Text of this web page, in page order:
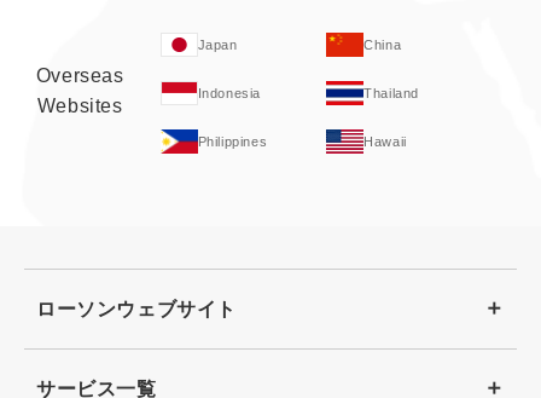
Overseas
Websites
Japan China
Indonesia Thailand
Philippines Hawaii
ローソンウェブサイト
サービス一覧